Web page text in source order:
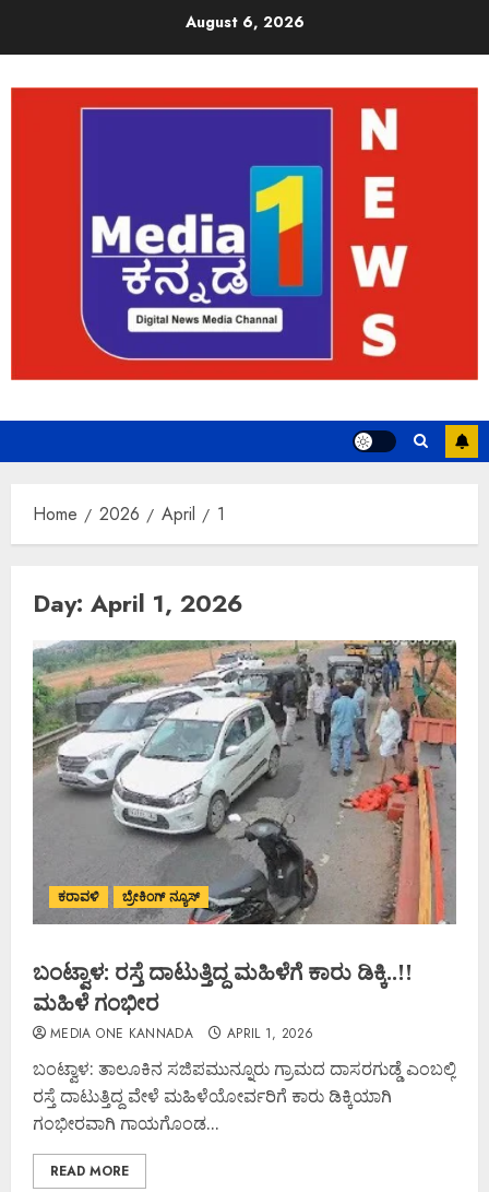
August 6, 2026
Home 2026 April 1
Day: April 1, 2026
ಕರಾವಳಿ ಬ್ರೇಕಿಂಗ್ ನ್ಯೂಸ್
ಬಂಟ್ವಾಳ: ರಸ್ತೆ ದಾಟುತ್ತಿದ್ದ ಮಹಿಳೆಗೆ ಕಾರು ಡಿಕ್ಕಿ..!!
ಮಹಿಳೆ ಗಂಭೀರ
MEDIA ONE KANNADA APRIL 1, 2026
ಬಂಟ್ವಾಳ: ತಾಲೂಕಿನ ಸಜಿಪಮುನ್ನೂರು ಗ್ರಾಮದ ದಾಸರಗುಡ್ಡೆ ಎಂಬಲ್ಲಿ
ರಸ್ತೆ ದಾಟುತ್ತಿದ್ದ ವೇಳೆ ಮಹಿಳೆಯೋರ್ವರಿಗೆ ಕಾರು ಡಿಕ್ಕಿಯಾಗಿ
ಗಂಭೀರವಾಗಿ ಗಾಯಗೊಂಡ...
READ MORE